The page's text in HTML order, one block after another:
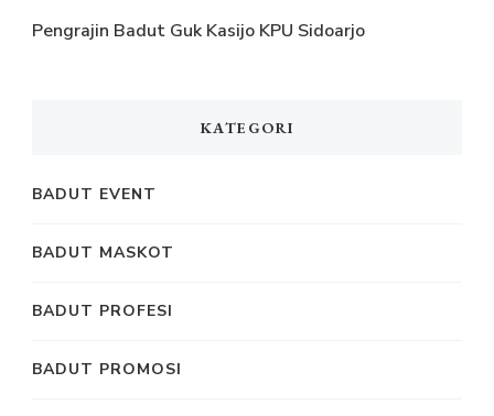
Pengrajin Badut Guk Kasijo KPU Sidoarjo
KATEGORI
BADUT EVENT
BADUT MASKOT
BADUT PROFESI
BADUT PROMOSI